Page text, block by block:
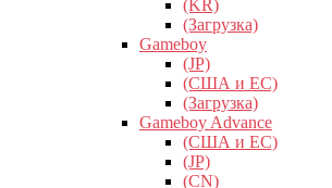
(KR)
(Загрузка)
Gameboy
(JP)
(США и ЕС)
(Загрузка)
Gameboy Advance
(США и ЕС)
(JP)
(CN)